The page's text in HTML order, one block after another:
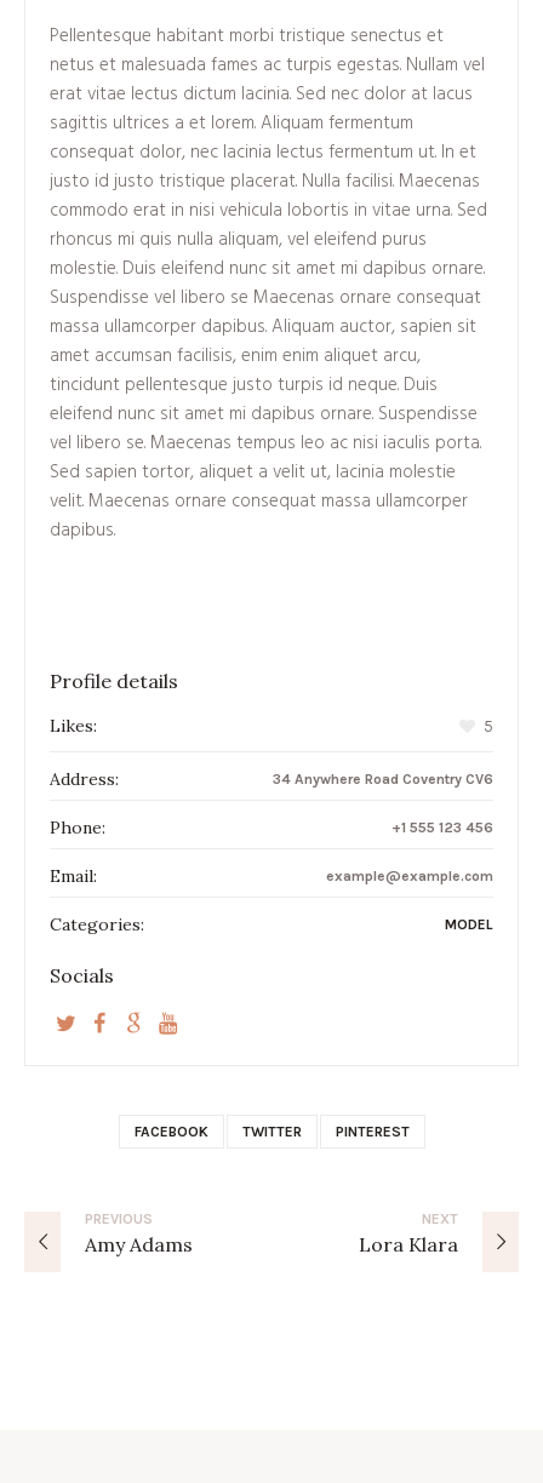
Pellentesque habitant morbi tristique senectus et
netus et malesuada fames ac turpis egestas. Nullam vel
erat vitae lectus dictum lacinia. Sed nec dolor at lacus
sagittis ultrices a et lorem. Aliquam fermentum
consequat dolor, nec lacinia lectus fermentum ut. In et
justo id justo tristique placerat. Nulla facilisi. Maecenas
commodo erat in nisi vehicula lobortis in vitae urna. Sed
rhoncus mi quis nulla aliquam, vel eleifend purus
molestie. Duis eleifend nunc sit amet mi dapibus ornare.
Suspendisse vel libero se Maecenas ornare consequat
massa ullamcorper dapibus. Aliquam auctor, sapien sit
amet accumsan facilisis, enim enim aliquet arcu,
tincidunt pellentesque justo turpis id neque. Duis
eleifend nunc sit amet mi dapibus ornare. Suspendisse
vel libero se. Maecenas tempus leo ac nisi iaculis porta.
Sed sapien tortor, aliquet a velit ut, lacinia molestie
velit. Maecenas ornare consequat massa ullamcorper
dapibus.
Profile details
Likes: 5
Address: 34 Anywhere Road Coventry CV6
Phone: +1 555 123 456
Email: example@example.com
Categories: MODEL
Socials
FACEBOOK TWITTER PINTEREST
PREVIOUS
Amy Adams
NEXT
Lora Klara